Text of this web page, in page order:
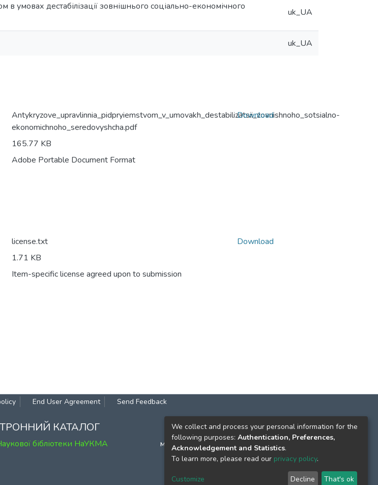
умовах дестабілізації зовнішнього соціально-економічного
uk_UA
uk_UA
Antykryzove_upravlinnia_pidpryiemstvom_v_umovakh_destabilizatsii_zovnishnoho_sotsialno-
ekonomichnoho_seredovyshcha.pdf
165.77 KB
Adobe Portable Document Format
Download
license.txt
1.71 KB
Item-specific license agreed upon to submission
Download
End User Agreement Send Feedback
КАТАЛОГ
бібліотеки НаУКМА
КОНТАКТИ
м. Київ, вул. Григорія Сковороди, 2
к. 1, к. 120
We collect and process your personal information for the
following purposes: Authentication, Preferences,
Acknowledgement and Statistics.
To learn more, please read our privacy policy.
Customize Decline That's ok